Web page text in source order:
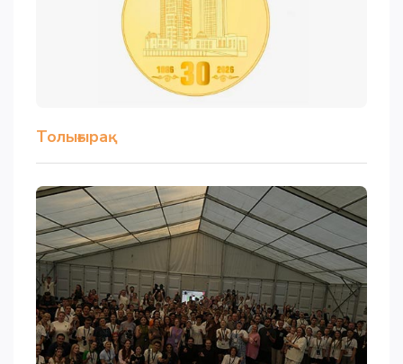
Толығырақ